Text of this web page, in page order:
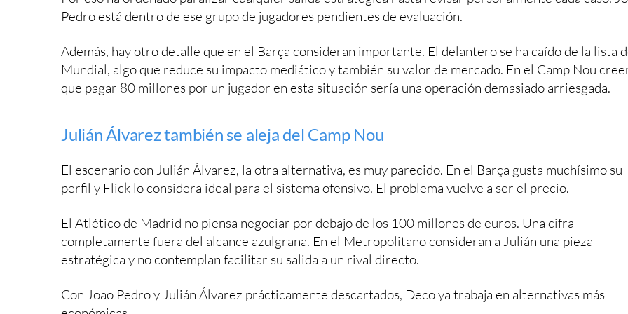
Pedro está dentro de ese grupo de jugadores pendientes de evaluación.
Además, hay otro detalle que en el Barça consideran importante. El delantero se ha caído de la lista
Mundial, algo que reduce su impacto mediático y también su valor de mercado. En el Camp Nou
que pagar 80 millones por un jugador en esta situación sería una operación demasiado arriesgada.
Julián Álvarez también se aleja del Camp Nou
El escenario con Julián Álvarez, la otra alternativa, es muy parecido. En el Barça gusta muchísimo su
perfil y Flick lo considera ideal para el sistema ofensivo. El problema vuelve a ser el precio.
El Atlético de Madrid no piensa negociar por debajo de los 100 millones de euros. Una cifra
completamente fuera del alcance azulgrana. En el Metropolitano consideran a Julián una pieza
estratégica y no contemplan facilitar su salida a un rival directo.
Con Joao Pedro y Julián Álvarez prácticamente descartados, Deco ya trabaja en alternativas más